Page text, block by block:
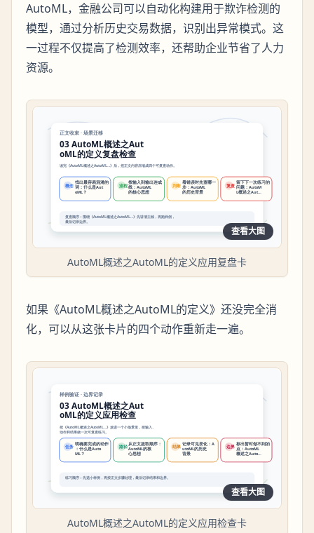
AutoML，金融公司可以自动化构建用于欺诈检测的
模型，通过分析历史交易数据，识别出异常模式。这
一过程不仅提高了检测效率，还帮助企业节省了人力
资源。
查看大图
AutoML概述之AutoML的定义应用复盘卡
如果《AutoML概述之AutoML的定义》还没完全消
化，可以从这张卡片的四个动作重新走一遍。
查看大图
AutoML概述之AutoML的定义应用检查卡